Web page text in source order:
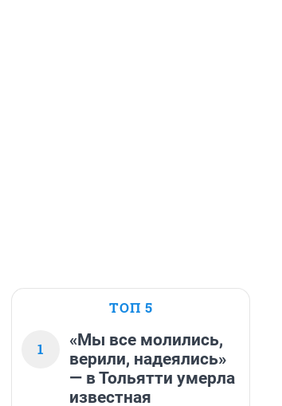
ТОП 5
1
«Мы все молились,
верили, надеялись»
— в Тольятти умерла
известная